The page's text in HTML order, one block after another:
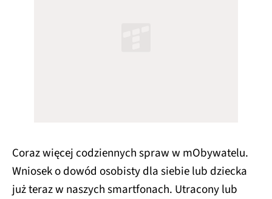
Coraz więcej codziennych spraw w mObywatelu.
Wniosek o dowód osobisty dla siebie lub dziecka
już teraz w naszych smartfonach. Utracony lub